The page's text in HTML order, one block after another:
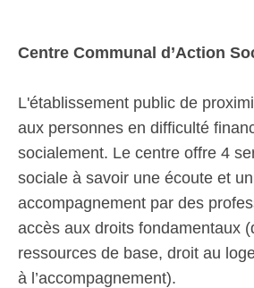
Centre Communal d’Action
L'établissement public de
aux personnes en difficulté
socialement. Le centre offre 4
sociale à savoir une écoute et un
accompagnement par des
accès aux droits fondamentaux
ressources de base, droit au
à l’accompagnement).